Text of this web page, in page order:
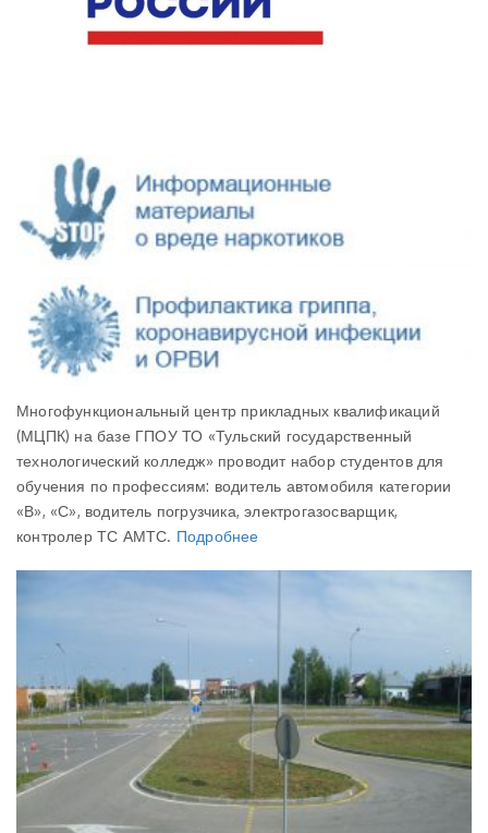
Многофункциональный центр прикладных квалификаций
(МЦПК) на базе ГПОУ ТО «Тульский государственный
технологический колледж» проводит набор студентов для
обучения по профессиям: водитель автомобиля категории
«В», «С», водитель погрузчика, электрогазосварщик,
контролер ТС АМТС. Подробнее